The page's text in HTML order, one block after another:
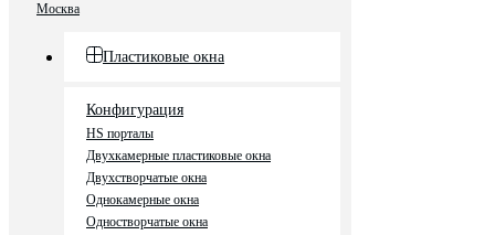
Москва
Пластиковые окна
Конфигурация
HS порталы
Двухкамерные пластиковые окна
Двухстворчатые окна
Однокамерные окна
Одностворчатые окна